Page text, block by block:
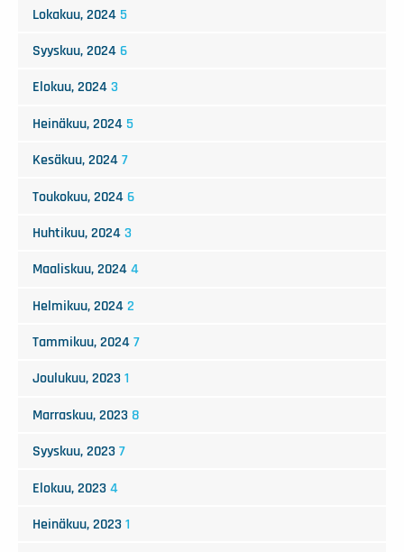
Lokakuu, 2024 5
Syyskuu, 2024 6
Elokuu, 2024 3
Heinäkuu, 2024 5
Kesäkuu, 2024 7
Toukokuu, 2024 6
Huhtikuu, 2024 3
Maaliskuu, 2024 4
Helmikuu, 2024 2
Tammikuu, 2024 7
Joulukuu, 2023 1
Marraskuu, 2023 8
Syyskuu, 2023 7
Elokuu, 2023 4
Heinäkuu, 2023 1